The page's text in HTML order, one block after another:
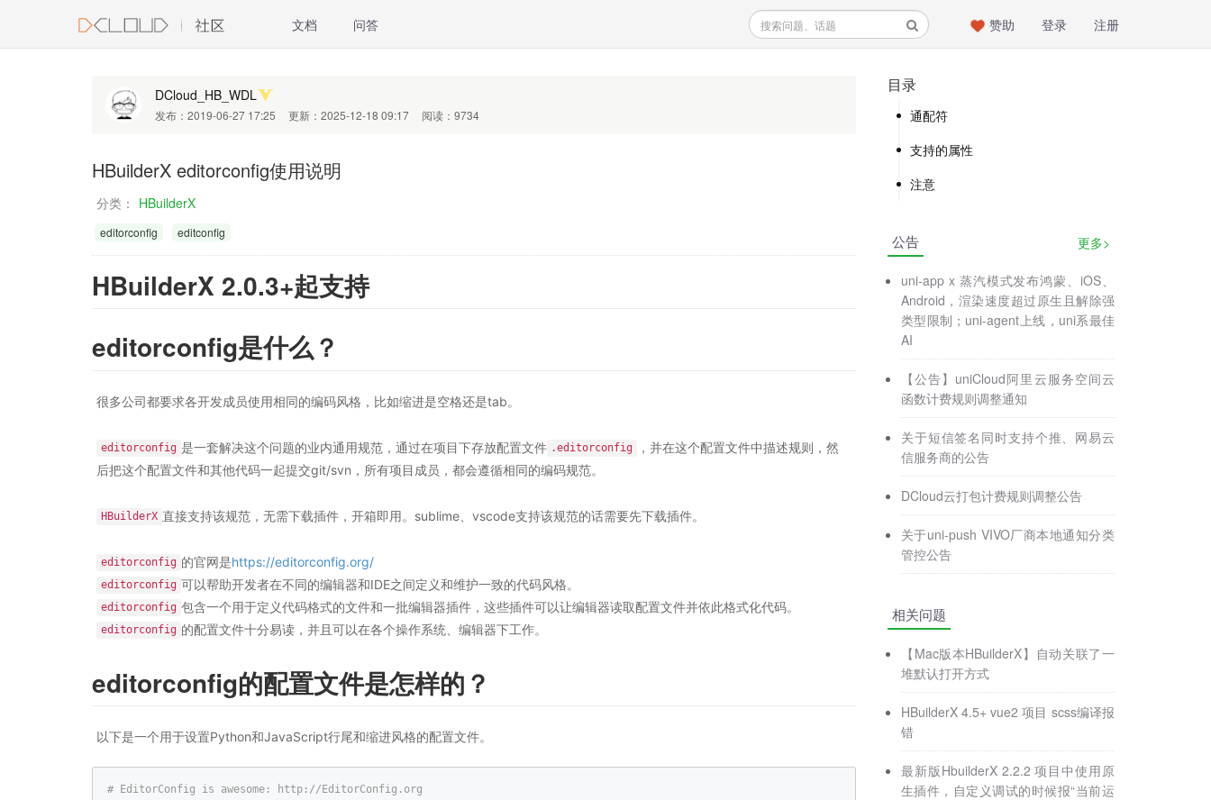
文档 问答 注册
登录
赞助
DCloud_HB_WDL
发布：2019-06-27 17:25 更新：2025-12-18 09:17 阅读：9734
HBuilderX editorconfig使用说明
分类： HBuilderX
editorconfig editconfig
HBuilderX 2.0.3+起支持
editorconfig是什么？
很多公司都要求各开发成员使用相同的编码风格，比如缩进是空格还是tab。
editorconfig 是一套解决这个问题的业内通用规范，通过在项目下存放配置文件 .editorconfig
，并在这个配置文件中描述规则，然
后把这个配置文件和其他代码一起提交git/svn，所有项目成员，都会遵循相同的编码规范。
HBuilderX 直接支持该规范，无需下载插件，开箱即用。sublime、vscode支持该规范的话需要先下载插件。
editorconfig 的官网是https://editorconfig.org/
editorconfig 可以帮助开发者在不同的编辑器和IDE之间定义和维护一致的代码风格。
editorconfig 包含一个用于定义代码格式的文件和一批编辑器插件，这些插件可以让编辑器读取配置文件并依此格式化代码。
editorconfig 的配置文件十分易读，并且可以在各个操作系统、编辑器下工作。
editorconfig的配置文件是怎样的？
以下是一个用于设置Python和JavaScript行尾和缩进风格的配置文件。
# EditorConfig is awesome: http://EditorConfig.org
目录
通配符
支持的属性
注意
公告 更多>
uni-app x 蒸汽模式发布鸿蒙、iOS、
Android，渲染速度超过原生且解除强
类型限制；uni-agent上线，uni系最佳
AI
【公告】uniCloud阿里云服务空间云
函数计费规则调整通知
关于短信签名同时支持个推、网易云
信服务商的公告
DCloud云打包计费规则调整公告
关于uni-push VIVO厂商本地通知分类
管控公告
相关问题
【Mac版本HBuilderX】自动关联了一
堆默认打开方式
HBuilderX 4.5+ vue2 项目 scss编译报
错
最新版HbuilderX 2.2.2 项目中使用原
生插件，自定义调试的时候报“当前运